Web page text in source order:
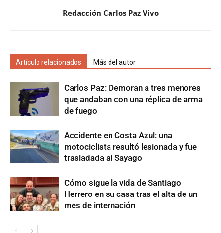
Redacción Carlos Paz Vivo
Artículo relacionados Más del autor
Carlos Paz: Demoran a tres menores
que andaban con una réplica de arma
de fuego
Accidente en Costa Azul: una
motociclista resultó lesionada y fue
trasladada al Sayago
Cómo sigue la vida de Santiago
Herrero en su casa tras el alta de un
mes de internación